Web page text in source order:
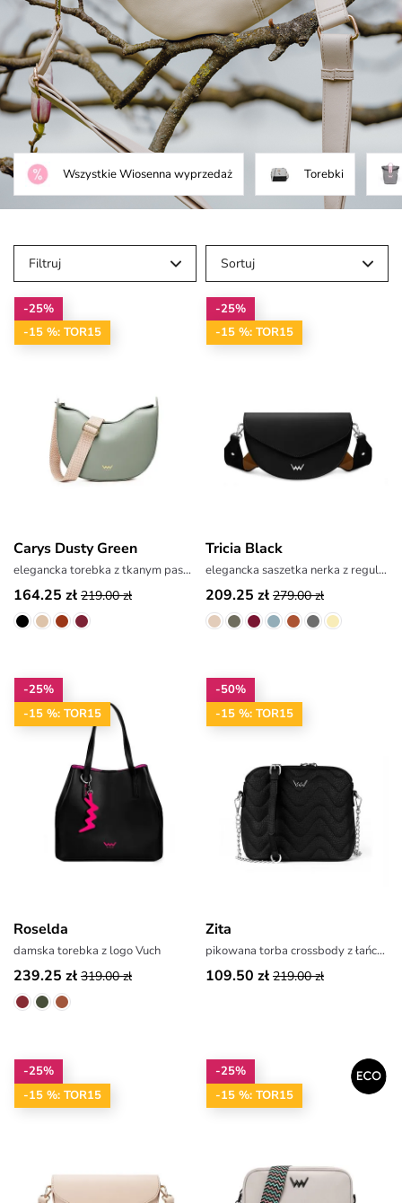
Wszystkie Wiosenna wyprzedaż Torebki
Filtruj Sortuj
-25%
-15 %: TOR15
Carys Dusty Green
elegancka torebka z tkanym paskiem
164.25 zł 219.00 zł
-25%
-15 %: TOR15
Tricia Black
elegancka saszetka nerka z regulowanym paskiem
209.25 zł 279.00 zł
-25%
-15 %: TOR15
Roselda
damska torebka z logo Vuch
239.25 zł 319.00 zł
-50%
-15 %: TOR15
Zita
pikowana torba crossbody z łańcuszkiem
109.50 zł 219.00 zł
-25%
-15 %: TOR15
-25%
-15 %: TOR15